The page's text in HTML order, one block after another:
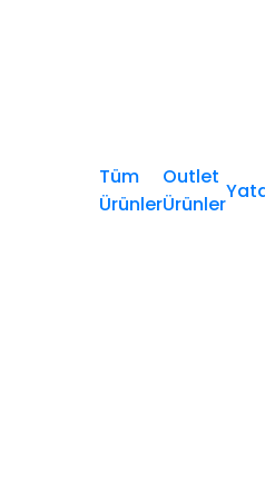
Tüm
Ürünler
Outlet
Ürünler